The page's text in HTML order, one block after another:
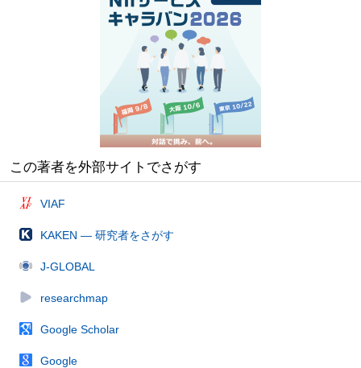
この著者を外部サイトでさがす
VIAF
KAKEN — 研究者をさがす
J-GLOBAL
researchmap
Google Scholar
Google